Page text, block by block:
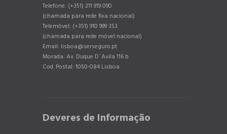
Telefone: (+351) 211 919 090
(chamada para rede fixa nacional)
Telemóvel: (+351) 910 999 353
(chamada para rede móvel nacional)
Email: lisboa@serseguro.pt
Morada: Av. Duque D´Avila 116 b
Cod. Postal: 1050-084 Lisboa
Deveres de Informação